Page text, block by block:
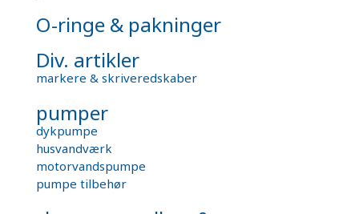
O-ringe & pakninger
Div. artikler
markere & skriveredskaber
pumper
dykpumpe
husvandværk
motorvandspumpe
pumpe tilbehør